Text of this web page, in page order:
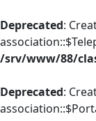
Deprecated:
/srv/www/88/
Deprecated: